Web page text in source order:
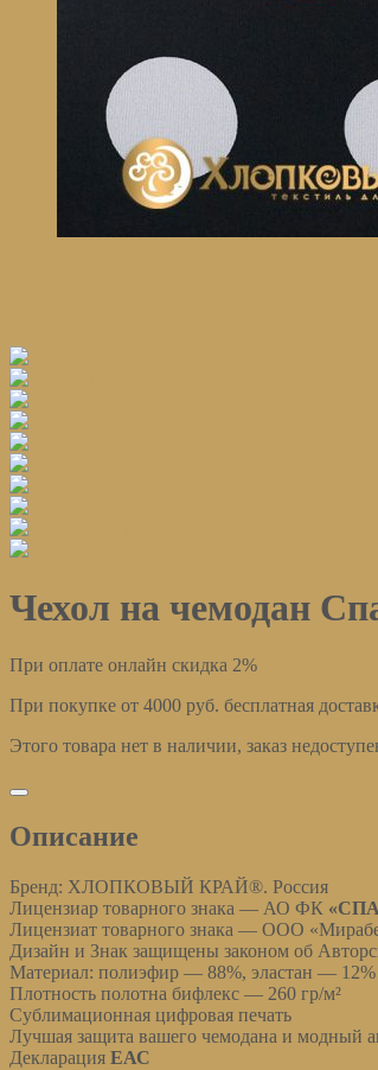
Чехол на чемодан
При оплате онлайн скидка 2%
При покупке от 4000 руб. бесплатная
Этого товара нет в наличии, заказ
Описание
Бренд: ХЛОПКОВЫЙ КРАЙ®. Россия
Лицензиар товарного знака — АО ФК
Лицензиат товарного знака — ООО
Дизайн и Знак защищены законом об
Материал: полиэфир — 88%, эластан — 12%
Плотность полотна бифлекс — 260 гр/м²
Сублимационная цифровая печать
Лучшая защита вашего чемодана и модный
Декларация ЕАС